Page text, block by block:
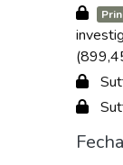
Fecha